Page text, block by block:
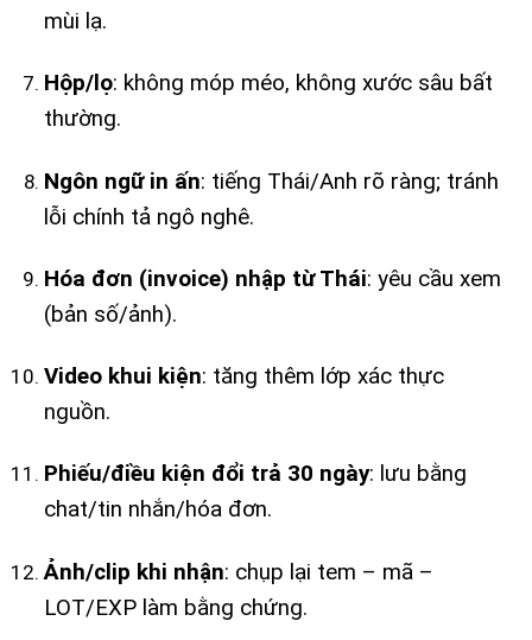
mùi lạ.
Hộp/lọ: không móp méo, không xước sâu bất
thường.
Ngôn ngữ in ấn: tiếng Thái/Anh rõ ràng; tránh
lỗi chính tả ngô nghê.
Hóa đơn (invoice) nhập từ Thái: yêu cầu xem
(bản số/ảnh).
Video khui kiện: tăng thêm lớp xác thực
nguồn.
Phiếu/điều kiện đổi trả 30 ngày: lưu bằng
chat/tin nhắn/hóa đơn.
Ảnh/clip khi nhận: chụp lại tem – mã –
LOT/EXP làm bằng chứng.